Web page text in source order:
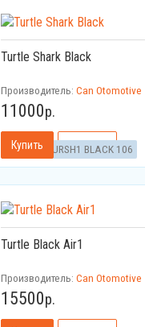
Turtle Shark Black
Артикул: TURSH1 BLACK 106
Производитель:Can Otomotive
11000р.
Turtle Black Air1
Производитель:Can Otomotive
15500р.